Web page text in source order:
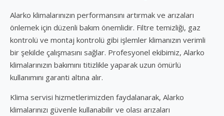
Alarko klimalarınızın performansını artırmak ve arızaları
önlemek için düzenli bakım önemlidir. Filtre temizliği, gaz
kontrolü ve montaj kontrolü gibi işlemler klimanızın verimli
bir şekilde çalışmasını sağlar. Profesyonel ekibimiz, Alarko
klimalarınızın bakımını titizlikle yaparak uzun ömürlü
kullanımını garanti altına alır.
Klima servisi hizmetlerimizden faydalanarak, Alarko
klimalarınızı güvenle kullanabilir ve olası arızaları